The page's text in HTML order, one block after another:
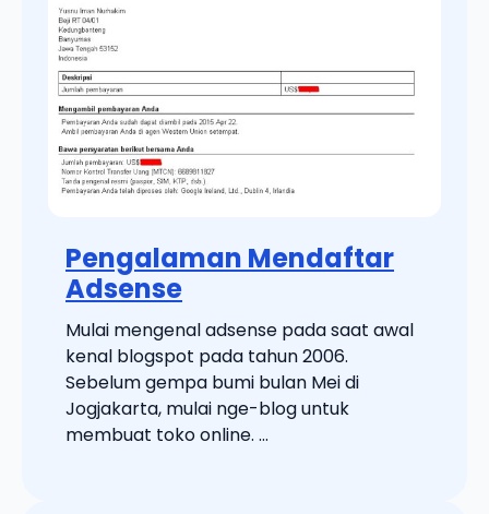
Pengalaman Mendaftar
Adsense
Mulai mengenal adsense pada saat awal
kenal blogspot pada tahun 2006.
Sebelum gempa bumi bulan Mei di
Jogjakarta, mulai nge-blog untuk
membuat toko online. ...